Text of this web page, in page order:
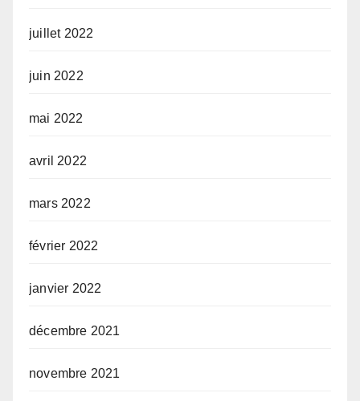
juillet 2022
juin 2022
mai 2022
avril 2022
mars 2022
février 2022
janvier 2022
décembre 2021
novembre 2021